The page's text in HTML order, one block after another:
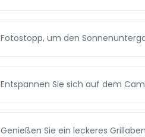
Fotostopp, um den
Entspannen Sie sich auf dem
Genießen Sie ein leckeres